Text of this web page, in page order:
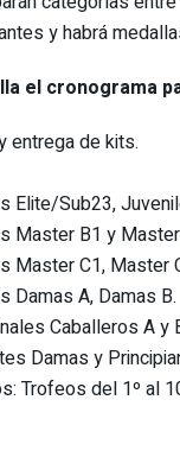
y habrá
el cronograma
entrega de kits.
Elite/Sub23,
Master B1 y
Master C1, Master
Damas A, Damas B.
Caballeros A y
Damas y
Trofeos del 1º al